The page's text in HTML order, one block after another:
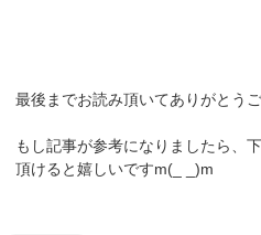
最後までお読み頂いてありがとうご
もし記事が参考になりましたら、
頂けると嬉しいですm(_ _)m